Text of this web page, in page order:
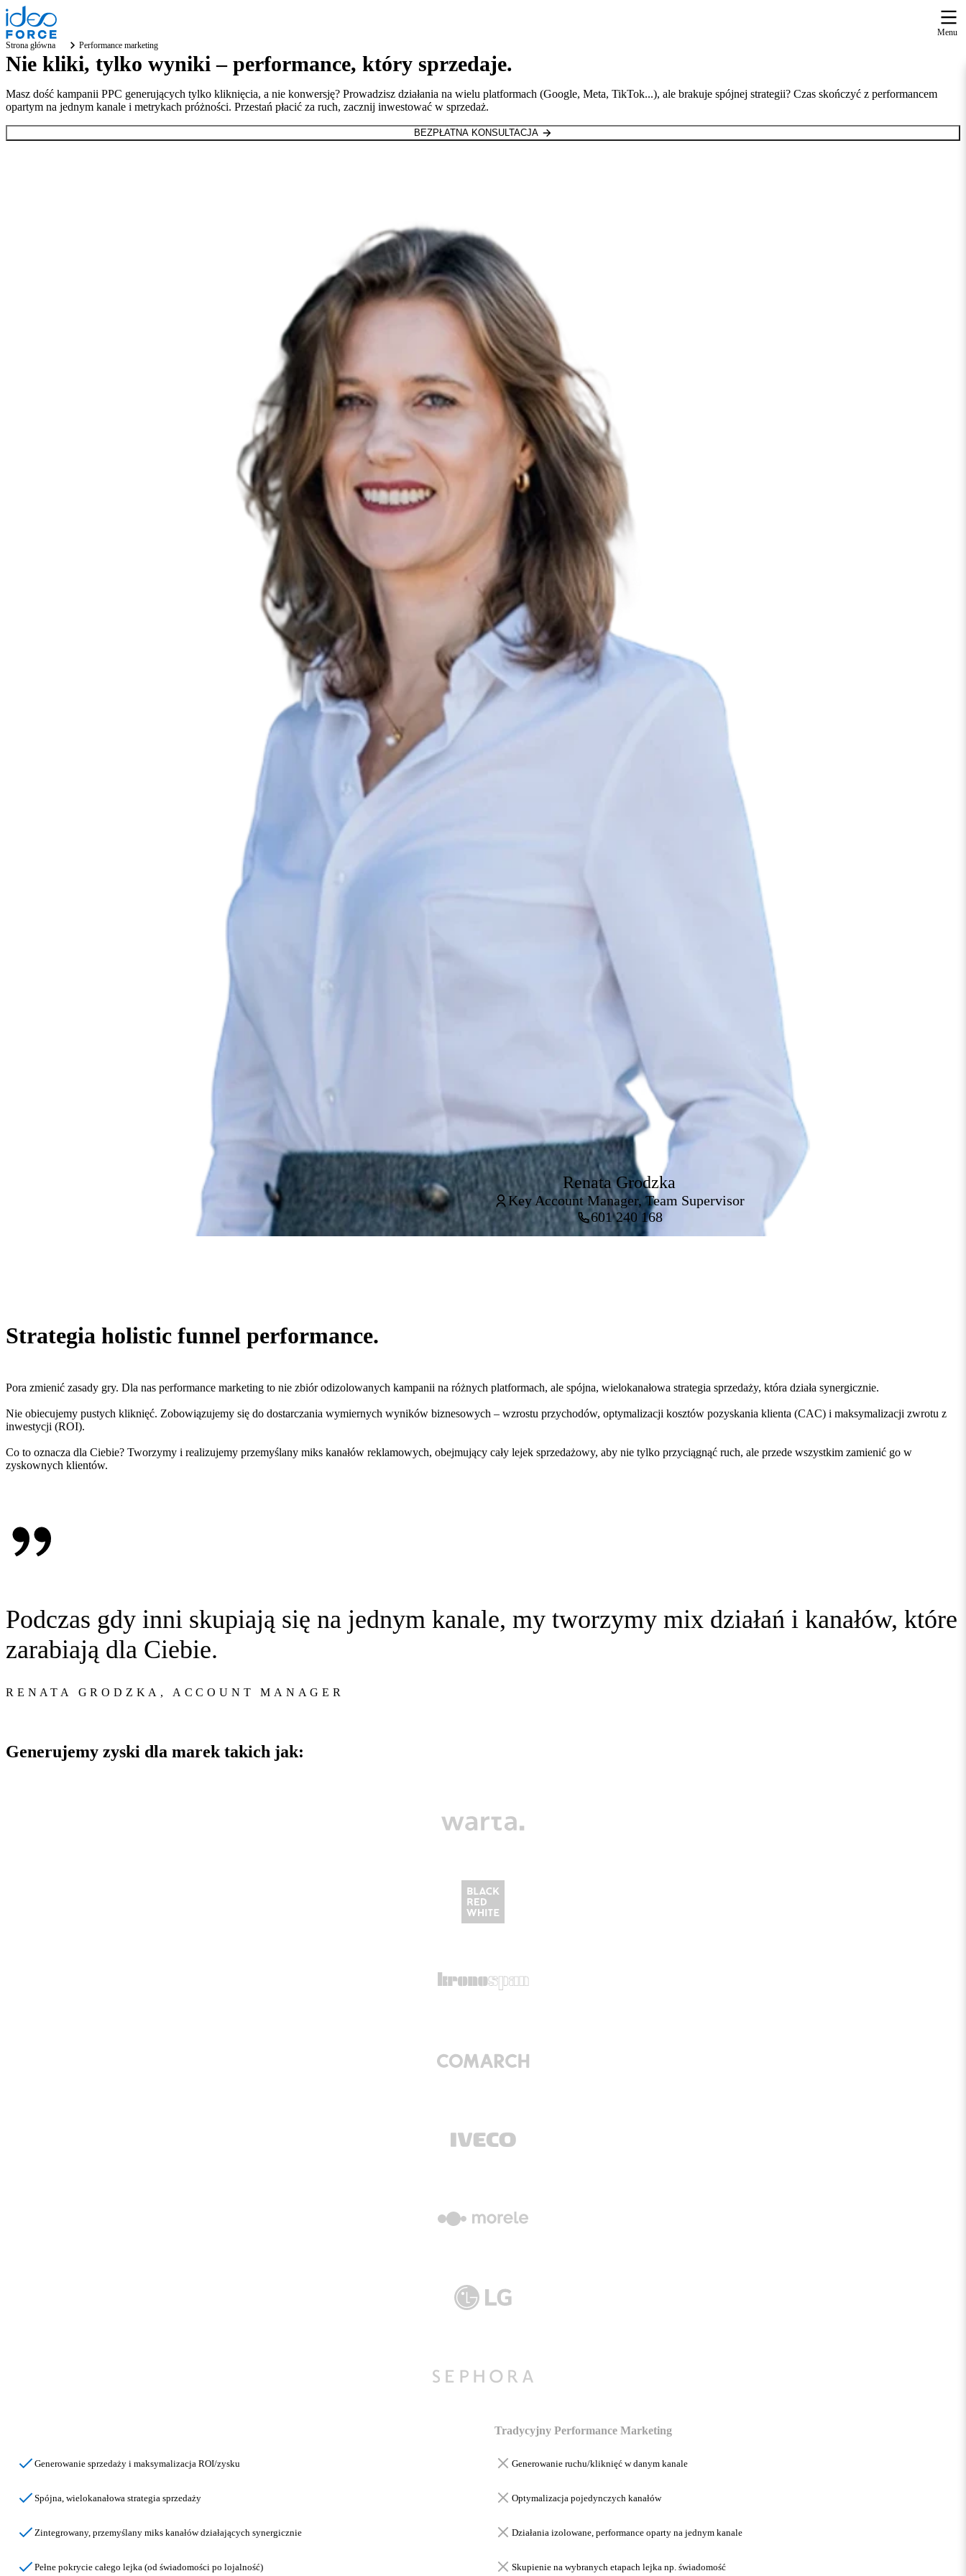
Menu
Strona główna
Performance marketing
Nie kliki, tylko wyniki – performance, który sprzedaje.
Masz dość kampanii PPC generujących tylko kliknięcia, a nie konwersję? Prowadzisz działania na wielu platformach (Google, Meta, TikTok...), ale brakuje spójnej strategii? Czas skończyć z performancem
opartym na jednym kanale i metrykach próżności. Przestań płacić za ruch, zacznij inwestować w sprzedaż.
BEZPŁATNA KONSULTACJA
Renata Grodzka
Key Account Manager, Team Supervisor
601 240 168
Strategia holistic funnel performance.
Pora zmienić zasady gry. Dla nas performance marketing to nie zbiór odizolowanych kampanii na różnych platformach, ale spójna, wielokanałowa strategia sprzedaży, która działa synergicznie.
Nie obiecujemy pustych kliknięć. Zobowiązujemy się do dostarczania wymiernych wyników biznesowych – wzrostu przychodów, optymalizacji kosztów pozyskania klienta (CAC) i maksymalizacji zwrotu z
inwestycji (ROI).
Co to oznacza dla Ciebie? Tworzymy i realizujemy przemyślany miks kanałów reklamowych, obejmujący cały lejek sprzedażowy, aby nie tylko przyciągnąć ruch, ale przede wszystkim zamienić go w
zyskownych klientów.
Podczas gdy inni skupiają się na jednym kanale, my tworzymy mix działań i kanałów, które
zarabiają dla Ciebie.
RENATA GRODZKA, ACCOUNT MANAGER
Generujemy zyski dla marek takich jak:
Tradycyjny Performance Marketing
Generowanie sprzedaży i maksymalizacja ROI/zysku Generowanie ruchu/kliknięć w danym kanale
Spójna, wielokanałowa strategia sprzedaży Optymalizacja pojedynczych kanałów
Zintegrowany, przemyślany miks kanałówdziałających synergicznie Działania izolowane, performance oparty na jednym kanale
Pełne pokrycie całego lejka (od świadomości po lojalność) Skupienie na wybranych etapach lejka np. świadomość